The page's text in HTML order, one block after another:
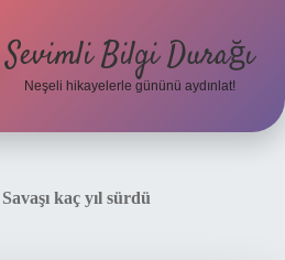
Sevimli Bilgi Durağı
Neşeli hikayelerle gününü aydınlat!
kaç yıl sürdü